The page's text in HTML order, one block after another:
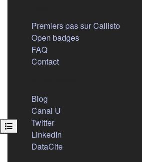
Ouvrir l’index du cours
Premiers pas sur Callisto
Open badges
FAQ
Contact
Blog
Canal U
Twitter(s'ouvre dans un nouvel
LinkedIn
DataCite(s'ouvre dans un